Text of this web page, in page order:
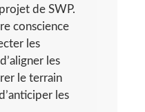
de SWP.
conscience
les
les
le terrain
les